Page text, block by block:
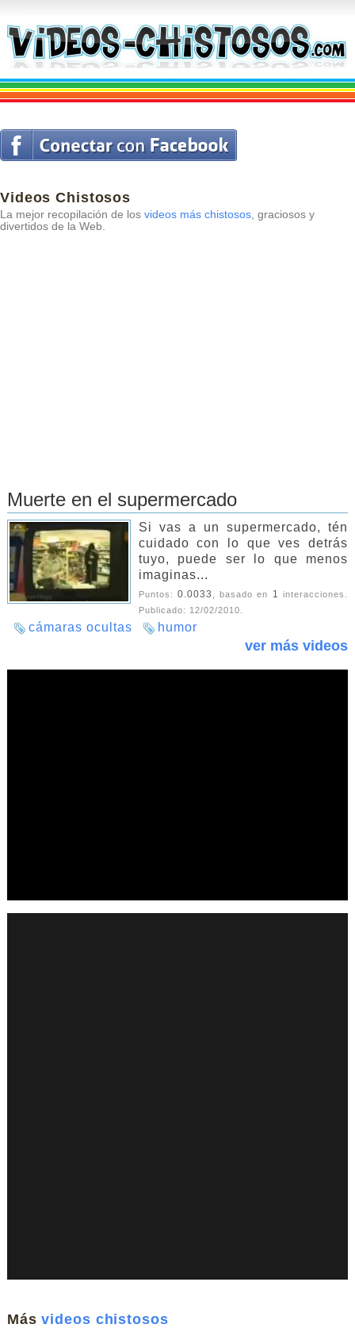
Videos Chistosos
La mejor recopilación de los videos más chistosos, graciosos y
divertidos de la Web.
Muerte en el supermercado
Si vas a un supermercado, tén
cuidado con lo que ves detrás
tuyo, puede ser lo que menos
imaginas...
Puntos: 0.0033 , basado en 1 interacciones.
Publicado: 12/02/2010.
cámaras ocultas humor
ver más videos
Másvideos chistosos